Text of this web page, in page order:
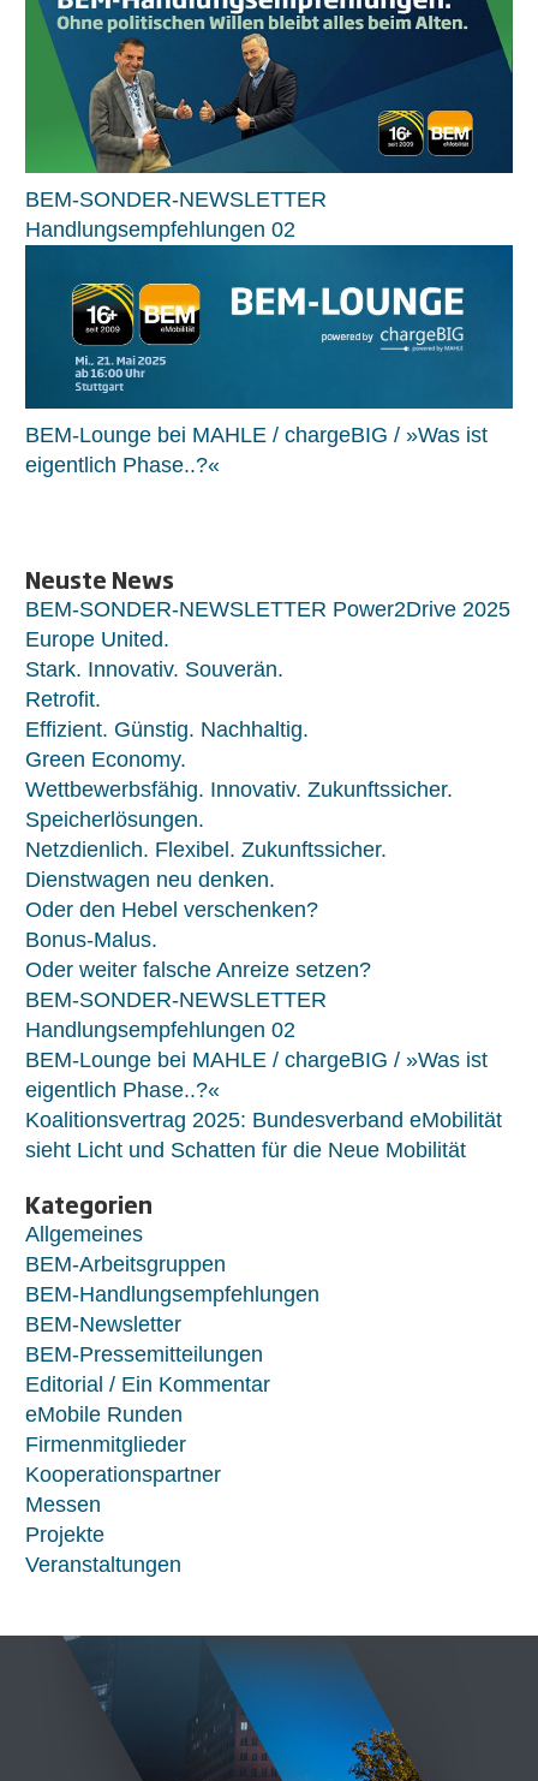
BEM-SONDER-NEWSLETTER
Handlungsempfehlungen 02
BEM-Lounge bei MAHLE / chargeBIG / »Was ist
eigentlich Phase..?«
Neuste News
BEM-SONDER-NEWSLETTER Power2Drive 2025
Europe United.
Stark. Innovativ. Souverän.
Retrofit.
Effizient. Günstig. Nachhaltig.
Green Economy.
Wettbewerbsfähig. Innovativ. Zukunftssicher.
Speicherlösungen.
Netzdienlich. Flexibel. Zukunftssicher.
Dienstwagen neu denken.
Oder den Hebel verschenken?
Bonus-Malus.
Oder weiter falsche Anreize setzen?
BEM-SONDER-NEWSLETTER
Handlungsempfehlungen 02
BEM-Lounge bei MAHLE / chargeBIG / »Was ist
eigentlich Phase..?«
Koalitionsvertrag 2025: Bundesverband eMobilität
sieht Licht und Schatten für die Neue Mobilität
Kategorien
Allgemeines
BEM-Arbeitsgruppen
BEM-Handlungsempfehlungen
BEM-Newsletter
BEM-Pressemitteilungen
Editorial / Ein Kommentar
eMobile Runden
Firmenmitglieder
Kooperationspartner
Messen
Projekte
Veranstaltungen